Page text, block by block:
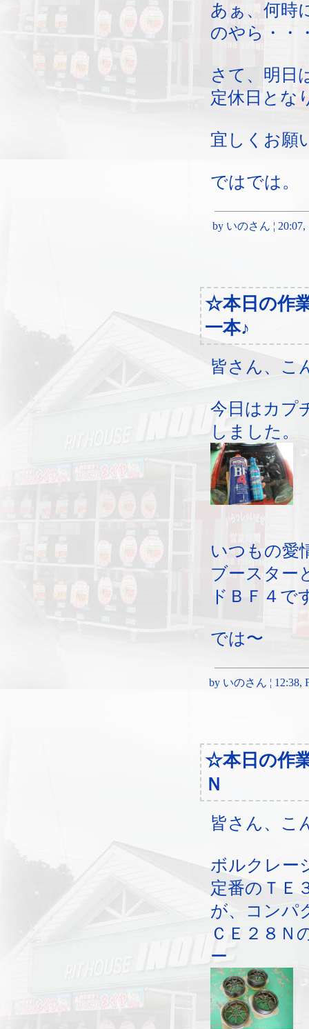
あぁ、何時
のやら・・
さて、明日
定休日とな
宜しくお願
ではでは。
by いのさん ¦ 20:07,
☆本日の作
一本♪
皆さん、こ
今日はカプ
しました。
いつもの愛
ブースター
ドＢＦ４で
では〜
by いのさん ¦ 12:38,
☆本日の作
Ｎ
皆さん、こ
ボルクレー
定番のＴＥ
が、コンパ
ＣＥ２８Ｎ
ー